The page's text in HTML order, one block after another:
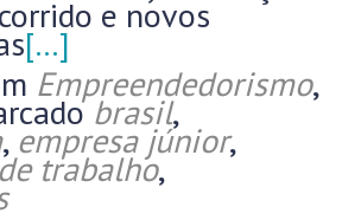
e novos
[…]
Empreendedorismo,
brasil,
, empresa júnior,
trabalho,